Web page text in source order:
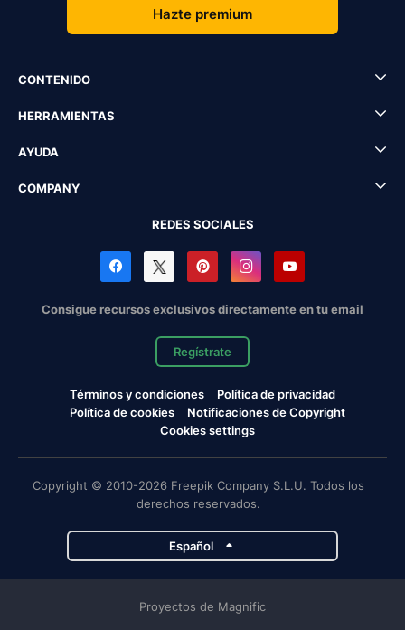
Hazte premium
CONTENIDO
HERRAMIENTAS
AYUDA
COMPANY
REDES SOCIALES
Consigue recursos exclusivos directamente en tu email
Regístrate
Términos y condiciones
Política de privacidad
Política de cookies
Notificaciones de Copyright
Cookies settings
Copyright © 2010-2026 Freepik Company S.L.U. Todos los
derechos reservados.
Español
Proyectos de Magnific